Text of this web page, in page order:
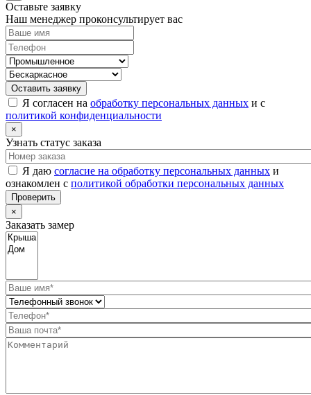
Оставьте заявку
Наш менеджер проконсультирует вас
Оставить заявку
Я согласен на обработку персональных данных и с
политикой конфиденциальности
×
Узнать статус заказа
Я даю согласие на обработку персональных данных и
ознакомлен с политикой обработки персональных данных
Проверить
×
Заказать замер